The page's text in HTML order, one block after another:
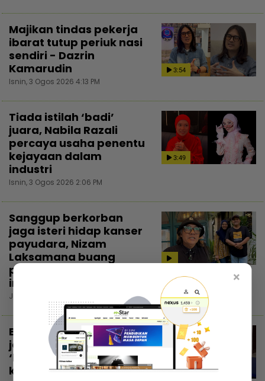
3:54
Majikan tindas pekerja
ibarat tutup periuk nasi
sendiri - Dazrin
Kamarudin
Isnin, 3 Ogos 2026 4:13 PM
3:49
Tiada istilah ‘badi’
juara, Nabila Razali
percaya usaha penentu
kejayaan dalam
industri
Isnin, 3 Ogos 2026 2:06 PM
Sanggup berkorban
jaga isteri hidap kanser
payudara, Nizam
Laksamana buang
perasaan penat demi
insan tersayang
Jumaat, 31 Julai 2026 8:00 PM
Emma Sofea pernah
jadi mangsa buli, pilih
‘homeschool’ sebagai
keputusan paling tepat
×